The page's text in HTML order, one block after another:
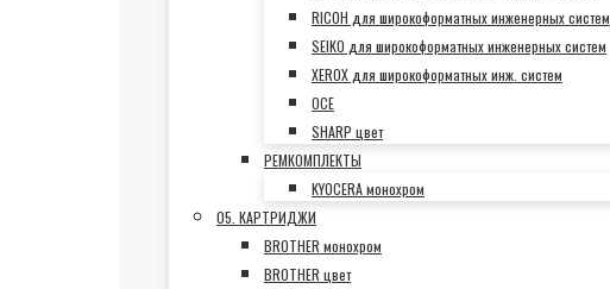
RICOH для широкоформатных инженерных систем
SEIKO для широкоформатных инженерных систем
XEROX для широкоформатных инж. систем
OCE
SHARP цвет
РЕМКОМПЛЕКТЫ
KYOCERA монохром
05. КАРТРИДЖИ
BROTHER монохром
BROTHER цвет